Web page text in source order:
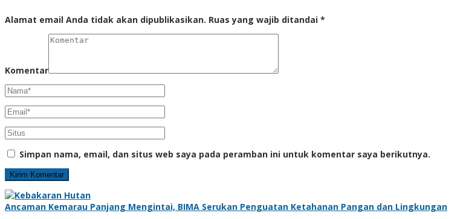
Alamat email Anda tidak akan dipublikasikan. Ruas yang wajib ditandai *
Komentar
Simpan nama, email, dan situs web saya pada peramban ini untuk komentar saya berikutnya.
Ancaman Kemarau Panjang Mengintai, BIMA Serukan Penguatan Ketahanan Pangan dan Lingkungan